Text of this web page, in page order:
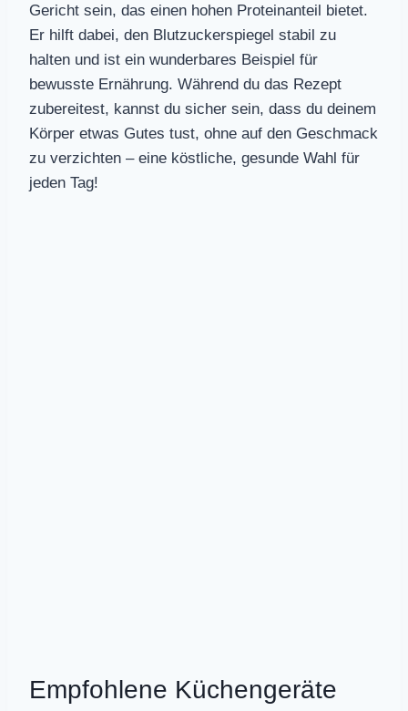
Gericht sein, das einen hohen Proteinanteil bietet.
Er hilft dabei, den Blutzuckerspiegel stabil zu
halten und ist ein wunderbares Beispiel für
bewusste Ernährung. Während du das Rezept
zubereitest, kannst du sicher sein, dass du deinem
Körper etwas Gutes tust, ohne auf den Geschmack
zu verzichten – eine köstliche, gesunde Wahl für
jeden Tag!
Empfohlene Küchengeräte